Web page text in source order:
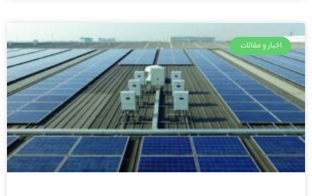
اخبار و مقالات